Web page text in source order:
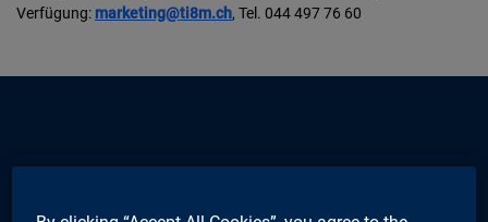
Verfügung: marketing@ti8m.ch, Tel. 044 497 76 60
subscribe